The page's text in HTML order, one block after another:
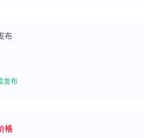
布
发布
格